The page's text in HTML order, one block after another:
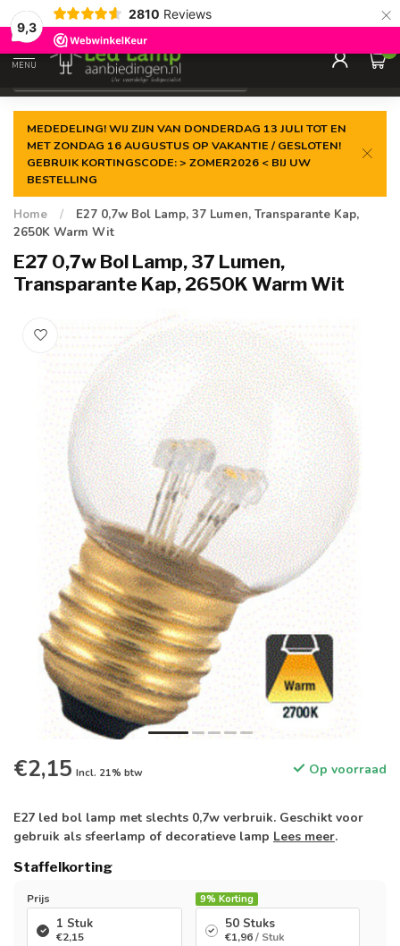
9,3
2810 Reviews ×
Gegarandeerde delaagste prijs
MENU
0
MEDEDELING! WIJ ZIJN VAN DONDERDAG 13 JULI TOT EN
MET ZONDAG 16 AUGUSTUS OP VAKANTIE / GESLOTEN!
GEBRUIK KORTINGSCODE: > ZOMER2026 < BIJ UW
BESTELLING
Home /
E27 0,7w Bol Lamp, 37 Lumen, Transparante Kap,
2650K Warm Wit
E27 0,7w Bol Lamp, 37 Lumen,
Transparante Kap, 2650K Warm Wit
€2,15 Incl. 21% btw Op voorraad
E27 led bol lamp met slechts 0,7w verbruik. Geschikt voor
gebruik als sfeerlamp of decoratieve lamp Lees meer.
Staffelkorting
Prijs
1 Stuk
€2,15
9% Korting
50 Stuks
€1,96 / Stuk